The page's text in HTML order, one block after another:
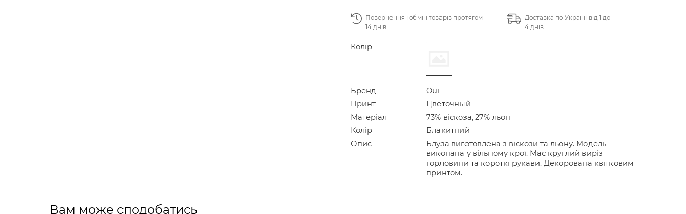
Повернення і обмін товарів протягом
14 днів
Доставка по Україні від 1 до
4 днів
Колір
Бренд
Oui
Принт
Цветочный
Матеріал
73% віскоза, 27% льон
Колір
Блакитний
Опис
Блуза виготовлена з віскози та льону. Модель
виконана у вільному крої. Має круглий виріз
горловини та короткі рукави. Декорована квітковим
принтом.
Вам може сподобатись